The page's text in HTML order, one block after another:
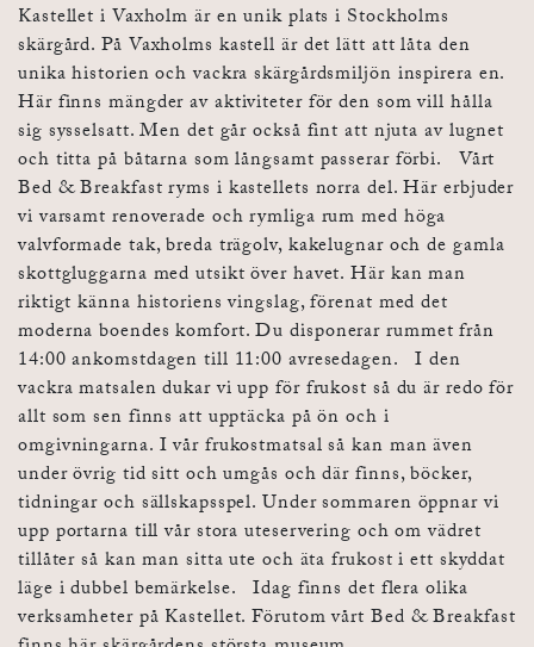
Kastellet i Vaxholm är en unik plats i Stockholms
skärgård. På Vaxholms kastell är det lätt att låta den
unika historien och vackra skärgårdsmiljön inspirera en.
Här finns mängder av aktiviteter för den som vill hålla
sig sysselsatt. Men det går också fint att njuta av lugnet
och titta på båtarna som långsamt passerar förbi. Vårt
Bed & Breakfast ryms i kastellets norra del. Här erbjuder
vi varsamt renoverade och rymliga rum med höga
valvformade tak, breda trägolv, kakelugnar och de gamla
skottgluggarna med utsikt över havet. Här kan man
riktigt känna historiens vingslag, förenat med det
moderna boendes komfort. Du disponerar rummet från
14:00 ankomstdagen till 11:00 avresedagen. I den
vackra matsalen dukar vi upp för frukost så du är redo för
allt som sen finns att upptäcka på ön och i
omgivningarna. I vår frukostmatsal så kan man även
under övrig tid sitt och umgås och där finns, böcker,
tidningar och sällskapsspel. Under sommaren öppnar vi
upp portarna till vår stora uteservering och om vädret
tillåter så kan man sitta ute och äta frukost i ett skyddat
läge i dubbel bemärkelse. Idag finns det flera olika
verksamheter på Kastellet. Förutom vårt Bed & Breakfast